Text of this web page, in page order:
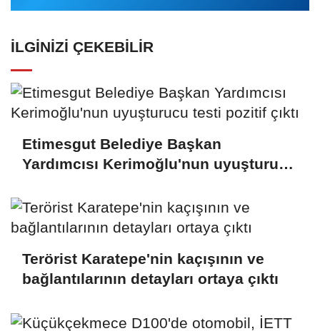
İLGINIZI ÇEKEBILIR
Etimesgut Belediye Başkan
Yardımcısı Kerimoğlu'nun uyuşturucu
Terörist Karatepe'nin kaçışının ve
bağlantılarının detayları ortaya çıktı